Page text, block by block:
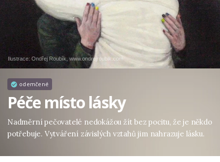
Ilustrace: Ondřej Roubík, www.ondrejroubik.com
odemčené
Péče místo lásky
Nadměrní pečovatelé nedokážou žít bez pocitu, že je někdo
potřebuje. Vytváření závislých vztahů jim nahrazuje lásku.